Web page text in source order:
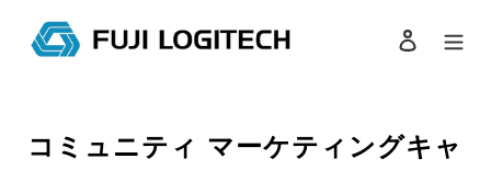
検索
ログイン
コミュニティ マーケティングキャ